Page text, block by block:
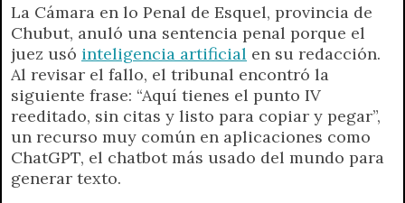
La Cámara en lo Penal de Esquel, provincia de
Chubut, anuló una sentencia penal porque el
juez usó inteligencia artificial en su redacción.
Al revisar el fallo, el tribunal encontró la
siguiente frase: “Aquí tienes el punto IV
reeditado, sin citas y listo para copiar y pegar”,
un recurso muy común en aplicaciones como
ChatGPT, el chatbot más usado del mundo para
generar texto.